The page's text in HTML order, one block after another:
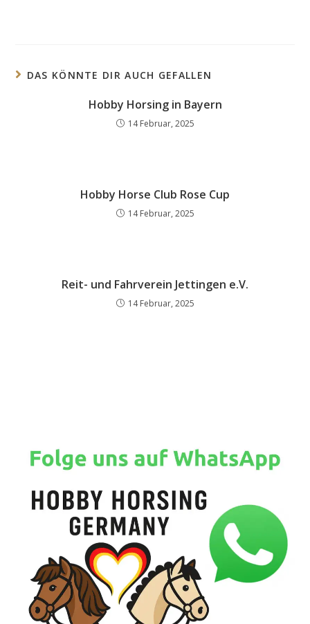
DAS KÖNNTE DIR AUCH GEFALLEN
Hobby Horsing in Bayern
14 Februar, 2025
Hobby Horse Club Rose Cup
14 Februar, 2025
Reit- und Fahrverein Jettingen e.V.
14 Februar, 2025